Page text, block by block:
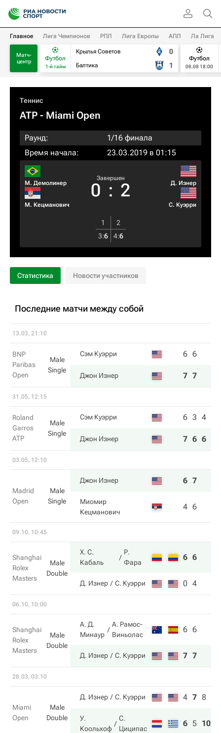
Главное Лига Чемпионов РПЛ Лига Европы АПЛ Ла Лига
Матч-
центр
Футбол
1-й тайм
Крылья Советов
Балтика
0
1
Футбол
08.08 18:00
Теннис
ATP - Miami Open
Раунд:
1/16 финала
Время начала:
23.03.2019 в 01:15
М. Демолинер
М. Кецманович
Завершен
0 : 2 Д. Изнер
С. Куэрри
1
2
3:6 4:6
Статистика Новости участников
Последние матчи между собой
13.03, 21:10
BNP
Paribas
Open
Male
Single
Сэм Куэрри 6 6
Джон Изнер 7 7
31.05, 12:15
Roland
Garros
ATP
Male
Single
Сэм Куэрри 6 3 4
Джон Изнер 7 6 6
03.05, 12:10
Madrid
Open
Male
Single
Джон Изнер 6 7
Миомир
Кецманович
4 6
09.10, 10:45
Shanghai
Rolex
Masters
Male
Double
Х. С.
Кабаль
Р.
Фара
6 6
Д. Изнер С. Куэрри 0 4
06.10, 10:00
Shanghai
Rolex
Masters
Male
Double
А. Д.
Минаур
А. Рамос-
Виньолас
6 6
Д. Изнер С. Куэрри 7 7
28.03, 03:10
Miami
Open
Male
Double
Д. Изнер С. Куэрри 4 7 8
У.
Коольхоф
С.
Циципас
6 5 10